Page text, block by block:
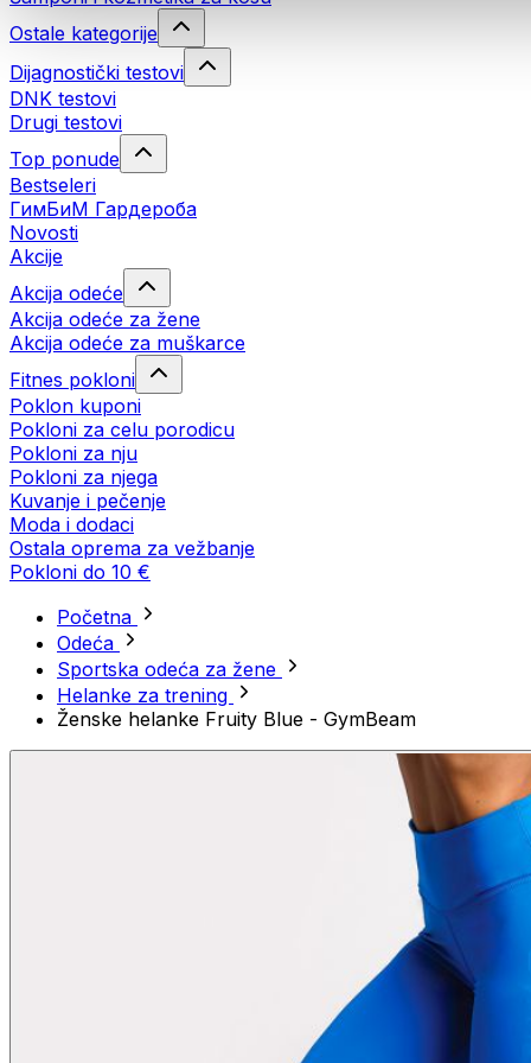
Ostale kategorije
Dijagnostički testovi
DNK testovi
Drugi testovi
Top ponude
Bestseleri
ГимБиМ Гардeробa
Novosti
Akcije
Akcija odeće
Akcija odeće za žene
Akcija odeće za muškarce
Fitnes pokloni
Poklon kuponi
Pokloni za celu porodicu
Pokloni za nju
Pokloni za njega
Kuvanje i pečenje
Moda i dodaci
Ostala oprema za vežbanje
Pokloni do 10 €
Početna
Odeća
Sportska odeća za žene
Helanke za trening
Ženske helanke Fruity Blue - GymBeam